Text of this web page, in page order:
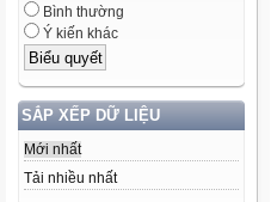
Bình thường
Ý kiến khác
SẮP XẾP DỮ LIỆU
Mới nhất
Tải nhiều nhất